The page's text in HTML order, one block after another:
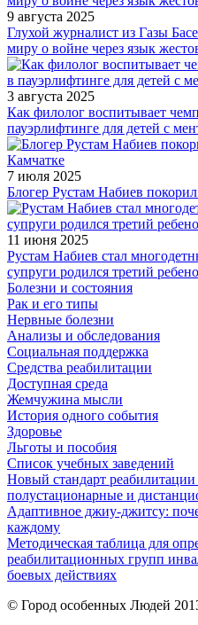
9 августа 2025
Глухой журналист из Газы
миру о войне через язык
3 августа 2025
Как филолог воспитывает
пауэрлифтинге для детей с
7 июля 2025
Блогер Рустам Набиев
11 июня 2025
Рустам Набиев стал
супруги родился третий
Болезни и состояния
Рак и его типы
Нервные болезни
Анализы и обследования
Социальная поддержка
Средства реабилитации
Доступная среда
Жемчужина мысли
История одного события
Здоровье
Льготы и пособия
Список учебных заведений
Новый стандарт
полустационарные и
Адаптивное джиу-джитсу:
каждому
Методическая таблица для
реабилитационных групп
боевых действиях
© Город особенных Людей